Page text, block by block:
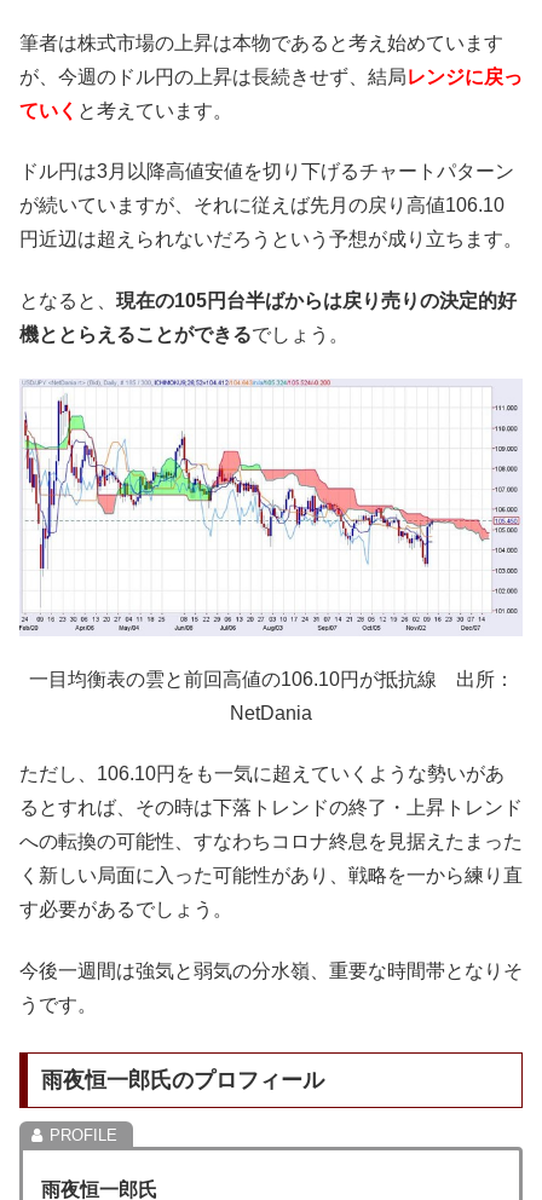
筆者は株式市場の上昇は本物であると考え始めています
が、今週のドル円の上昇は長続きせず、結局レンジに戻っ
ていく と考えています。
ドル円は3月以降高値安値を切り下げるチャートパターン
が続いていますが、それに従えば先月の戻り高値106.10
円近辺は超えられないだろうという予想が成り立ちます。
となると、 現在の105円台半ばからは戻り売りの決定的好
機ととらえることができるでしょう。
一目均衡表の雲と前回高値の106.10円が抵抗線 出所：
NetDania
ただし、106.10円をも一気に超えていくような勢いがあ
るとすれば、その時は下落トレンドの終了・上昇トレンド
への転換の可能性、すなわちコロナ終息を見据えたまった
く新しい局面に入った可能性があり、戦略を一から練り直
す必要があるでしょう。
今後一週間は強気と弱気の分水嶺、重要な時間帯となりそ
うです。
雨夜恒一郎氏のプロフィール
雨夜恒一郎氏